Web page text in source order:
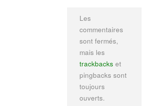
Les
commentaires
sont fermés,
mais les
trackbacks et
pingbacks sont
toujours
ouverts.